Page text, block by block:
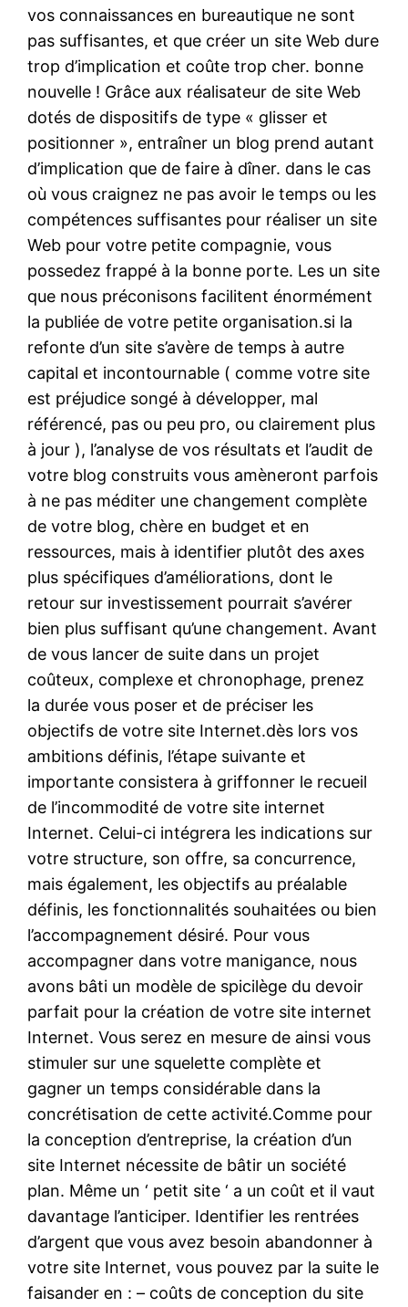
vos connaissances en bureautique ne sont
pas suffisantes, et que créer un site Web dure
trop d’implication et coûte trop cher. bonne
nouvelle ! Grâce aux réalisateur de site Web
dotés de dispositifs de type « glisser et
positionner », entraîner un blog prend autant
d’implication que de faire à dîner. dans le cas
où vous craignez ne pas avoir le temps ou les
compétences suffisantes pour réaliser un site
Web pour votre petite compagnie, vous
possedez frappé à la bonne porte. Les un site
que nous préconisons facilitent énormément
la publiée de votre petite organisation.si la
refonte d’un site s’avère de temps à autre
capital et incontournable ( comme votre site
est préjudice songé à développer, mal
référencé, pas ou peu pro, ou clairement plus
à jour ), l’analyse de vos résultats et l’audit de
votre blog construits vous amèneront parfois
à ne pas méditer une changement complète
de votre blog, chère en budget et en
ressources, mais à identifier plutôt des axes
plus spécifiques d’améliorations, dont le
retour sur investissement pourrait s’avérer
bien plus suffisant qu’une changement. Avant
de vous lancer de suite dans un projet
coûteux, complexe et chronophage, prenez
la durée vous poser et de préciser les
objectifs de votre site Internet.dès lors vos
ambitions définis, l’étape suivante et
importante consistera à griffonner le recueil
de l’incommodité de votre site internet
Internet. Celui-ci intégrera les indications sur
votre structure, son offre, sa concurrence,
mais également, les objectifs au préalable
définis, les fonctionnalités souhaitées ou bien
l’accompagnement désiré. Pour vous
accompagner dans votre manigance, nous
avons bâti un modèle de spicilège du devoir
parfait pour la création de votre site internet
Internet. Vous serez en mesure de ainsi vous
stimuler sur une squelette complète et
gagner un temps considérable dans la
concrétisation de cette activité.Comme pour
la conception d’entreprise, la création d’un
site Internet nécessite de bâtir un société
plan. Même un ‘ petit site ‘ a un coût et il vaut
davantage l’anticiper. Identifier les rentrées
d’argent que vous avez besoin abandonner à
votre site Internet, vous pouvez par la suite le
faisander en : – coûts de conception du site